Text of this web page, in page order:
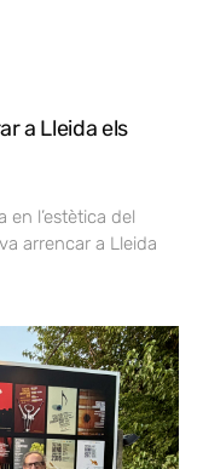
a Lleida els
en l’estètica del
arrencar a Lleida